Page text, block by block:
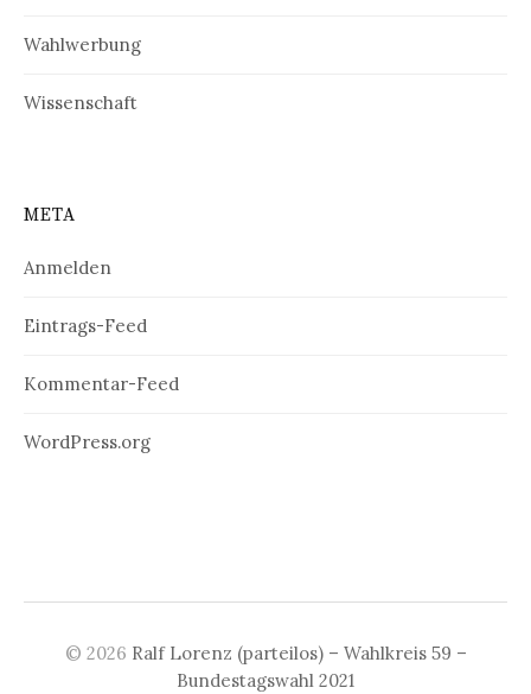
Wahlwerbung
Wissenschaft
META
Anmelden
Eintrags-Feed
Kommentar-Feed
WordPress.org
© 2026 Ralf Lorenz (parteilos) – Wahlkreis 59 –
Bundestagswahl 2021